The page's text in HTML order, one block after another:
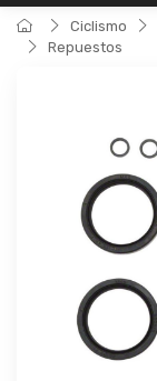
Ciclismo
Repuestos